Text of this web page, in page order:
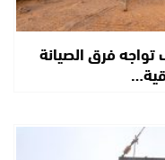
تواجه فرق الصيانة